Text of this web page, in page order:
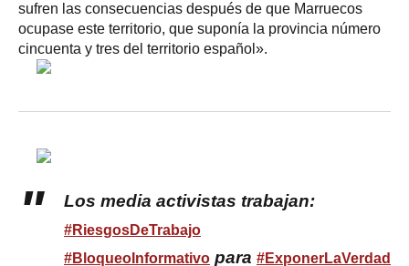
sufren las consecuencias después de que Marruecos
ocupase este territorio, que suponía la provincia número
cincuenta y tres del territorio español».
Los media activistas trabajan:
#RiesgosDeTrabajo
#BloqueoInformativo para #ExponerLaVerdad